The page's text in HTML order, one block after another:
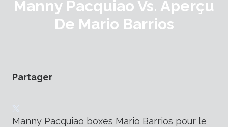
Manny Pacquiao Vs. Aperçu
De Mario Barrios
Partager
Manny Pacquiao boxes Mario Barrios pour le